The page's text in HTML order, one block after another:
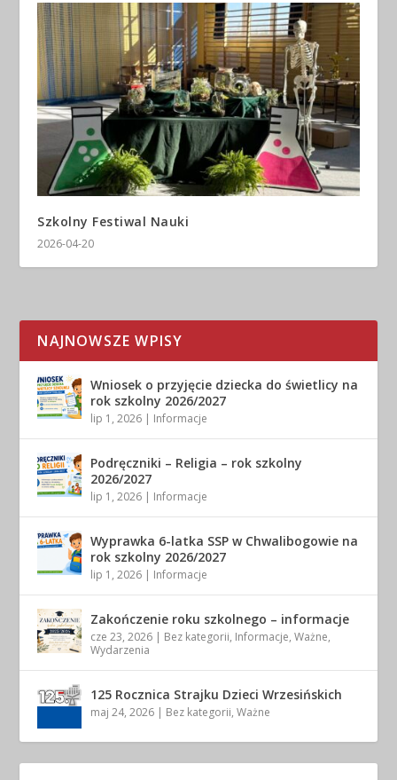
Szkolny Festiwal Nauki
2026-04-20
NAJNOWSZE WPISY
Wniosek o przyjęcie dziecka do świetlicy na
rok szkolny 2026/2027
lip 1, 2026 | Informacje
Podręczniki – Religia – rok szkolny
2026/2027
lip 1, 2026 | Informacje
Wyprawka 6-latka SSP w Chwalibogowie na
rok szkolny 2026/2027
lip 1, 2026 | Informacje
Zakończenie roku szkolnego – informacje
cze 23, 2026 | Bez kategorii, Informacje,Ważne,
Wydarzenia
125 Rocznica Strajku Dzieci Wrzesińskich
maj 24, 2026 | Bez kategorii,Ważne